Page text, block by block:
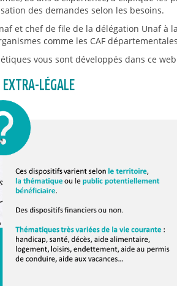
des demandes selon les besoins.
et chef de file de la délégation Unaf à
comme les CAF
vous sont développés dans ce
LÉGALE